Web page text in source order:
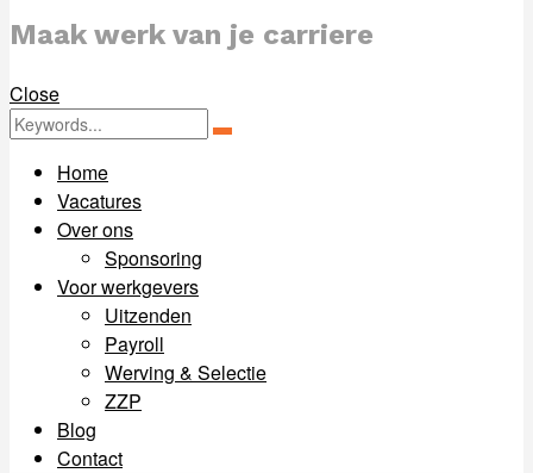
Maak werk van je carriere
Close
Zoeken
Zoeken
Home
Vacatures
Over ons
Sponsoring
Voor werkgevers
Uitzenden
Payroll
Werving & Selectie
ZZP
Blog
Contact